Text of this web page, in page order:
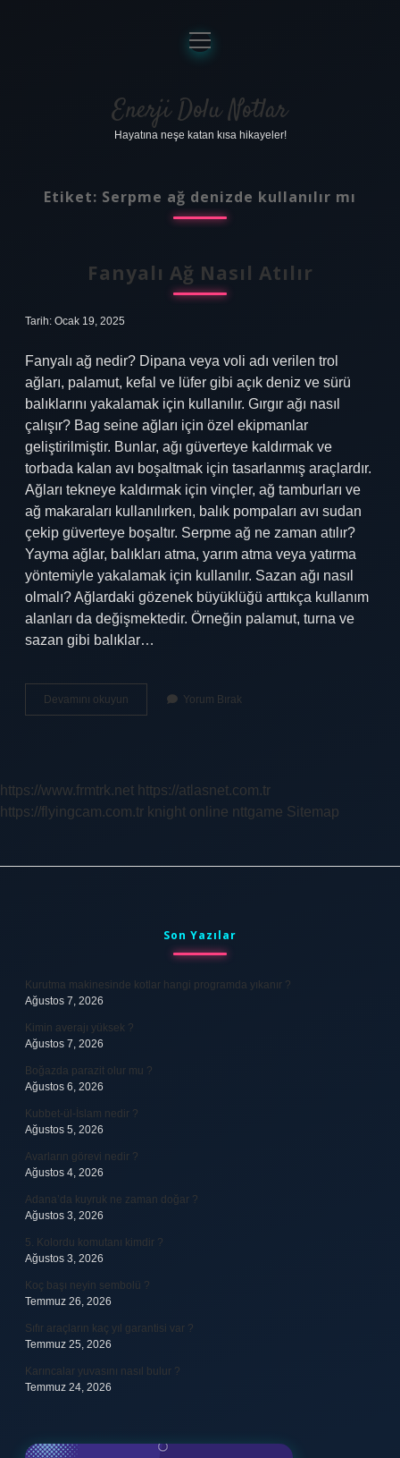
Anasayfa
Gizlilik Politikası
Yasal Uyarı
menüyü
aç
Enerji Dolu Notlar
Hayatına neşe katan kısa hikayeler!
Etiket: Serpme ağ denizde kullanılır mı
Fanyalı Ağ Nasıl Atılır
Tarih: Ocak 19, 2025
Fanyalı ağ nedir? Dipana veya voli adı verilen trol
ağları, palamut, kefal ve lüfer gibi açık deniz ve sürü
balıklarını yakalamak için kullanılır. Gırgır ağı nasıl
çalışır? Bag seine ağları için özel ekipmanlar
geliştirilmiştir. Bunlar, ağı güverteye kaldırmak ve
torbada kalan avı boşaltmak için tasarlanmış araçlardır.
Ağları tekneye kaldırmak için vinçler, ağ tamburları ve
ağ makaraları kullanılırken, balık pompaları avı sudan
çekip güverteye boşaltır. Serpme ağ ne zaman atılır?
Yayma ağlar, balıkları atma, yarım atma veya yatırma
yöntemiyle yakalamak için kullanılır. Sazan ağı nasıl
olmalı? Ağlardaki gözenek büyüklüğü arttıkça kullanım
alanları da değişmektedir. Örneğin palamut, turna ve
sazan gibi balıklar…
Devamını okuyun
Ağ
Yorum Bırak
https://www.frmtrk.net https://atlasnet.com.tr
https://flyingcam.com.tr knight online nttgame Sitemap
Son Yazılar
Kurutma makinesinde kotlar hangi programda yıkanır ?
Ağustos 7, 2026
Kimin averajı yüksek ?
Ağustos 7, 2026
Boğazda parazit olur mu ?
Ağustos 6, 2026
Kubbet-ül-İslam nedir ?
Ağustos 5, 2026
Avarların görevi nedir ?
Ağustos 4, 2026
Adana’da kuyruk ne zaman doğar ?
Ağustos 3, 2026
5. Kolordu komutanı kimdir ?
Ağustos 3, 2026
Koç başı neyin sembolü ?
Temmuz 26, 2026
Sıfır araçların kaç yıl garantisi var ?
Temmuz 25, 2026
Karıncalar yuvasını nasıl bulur ?
Temmuz 24, 2026